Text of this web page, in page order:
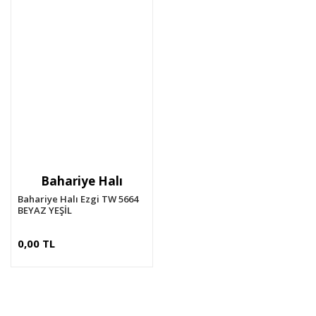
Bahariye Halı
Bahariye Halı Ezgi TW 5664
BEYAZ YEŞİL
0,00 TL